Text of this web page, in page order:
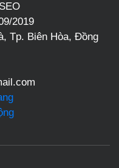
2019
Tp. Biên Hòa, Đồng